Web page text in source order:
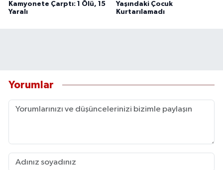
Kamyonete Çarptı: 1 Ölü, 15
Yaralı
Yaşındaki Çocuk
Kurtarılamadı
Yorumlar